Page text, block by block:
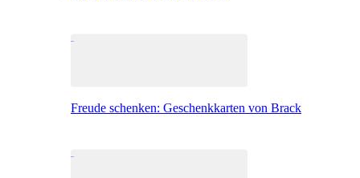
Freude schenken: Geschenkkarten von Brack